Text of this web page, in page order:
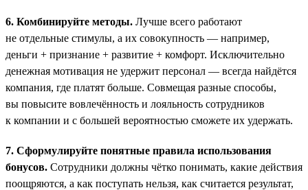
6. Комбинируйте методы. Лучше всего работают
не отдельные стимулы, а их совокупность — например,
деньги + признание + развитие + комфорт. Исключительно
денежная мотивация не удержит персонал — всегда найдётся
компания, где платят больше. Совмещая разные способы,
вы повысите вовлечённость и лояльность сотрудников
к компании и с большей вероятностью сможете их удержать.
7. Сформулируйте понятные правила использования
бонусов. Сотрудники должны чётко понимать, какие действия
поощряются, а как поступать нельзя, как считается результат,